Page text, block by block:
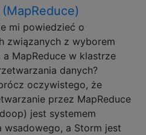
mi powiedzieć o
związanych z wyborem
MapReduce w klastrze
danych?
oczywistego, że
przez MapReduce
jest systemem
wsadowego, a Storm jest